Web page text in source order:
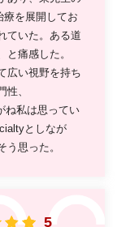
を展開してお
ていた。ある道
痛感した。
広い視野を持ち
、
ね私は思ってい
としなが
思った。
5